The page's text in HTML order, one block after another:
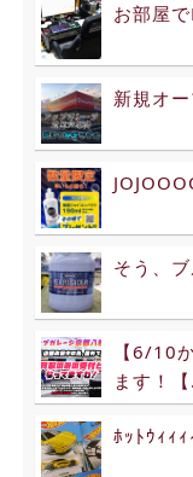
お部屋で
新規オ
そう、
【6/10
ます！
ﾎｯﾄｳｨｨ